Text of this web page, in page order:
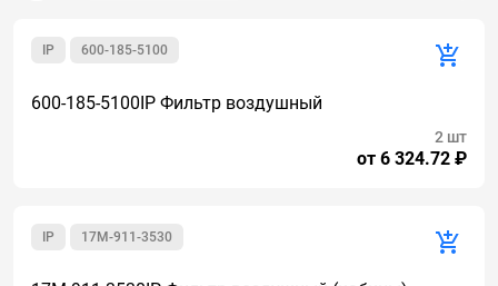
600-185-5100
IP
600-185-5100IP Фильтр воздушный
от 6 324.72 ₽
2 шт
17M-911-3530
IP